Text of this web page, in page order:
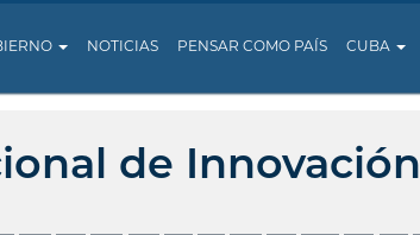
NOTICIAS PENSAR COMO PAÍS CUBA
de Innovación